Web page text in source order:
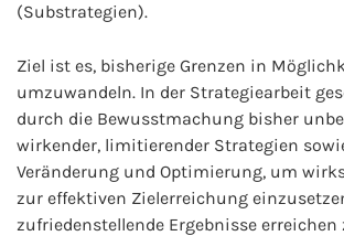
(Substrategien).
Ziel ist es, bisherige Grenzen in
umzuwandeln. In der Strategiearbeit
durch die Bewusstmachung bisher
wirkender, limitierender Strategien
Veränderung und Optimierung, um
zur effektiven Zielerreichung
zufriedenstellende Ergebnisse erreichen